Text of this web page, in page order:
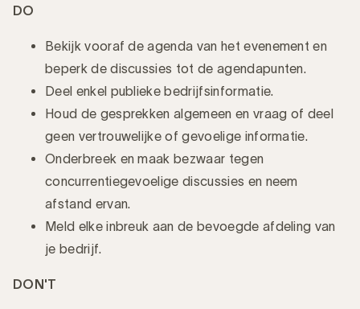
DO
Bekijk vooraf de agenda van het evenement en
beperk de discussies tot de agendapunten.
Deel enkel publieke bedrijfsinformatie.
Houd de gesprekken algemeen en vraag of deel
geen vertrouwelijke of gevoelige informatie.
Onderbreek en maak bezwaar tegen
concurrentiegevoelige discussies en neem
afstand ervan.
Meld elke inbreuk aan de bevoegde afdeling van
je bedrijf.
DON'T